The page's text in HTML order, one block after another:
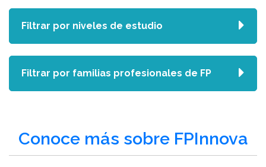
Conoce más sobre FPInnova
Filtrar por niveles de estudio
Filtrar por familias profesionales de FP